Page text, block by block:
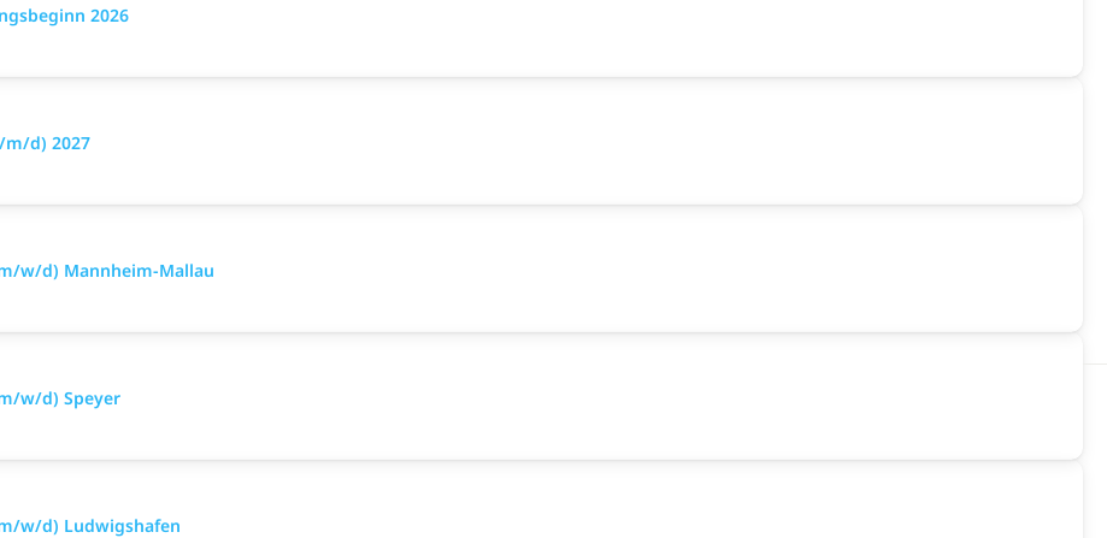
2026
d) 2027
w/d) Mannheim-Mallau
w/d) Speyer
w/d) Ludwigshafen